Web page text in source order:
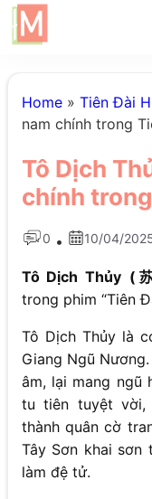
Home» Tiên Đài
nam chính trong
Tô Dịch
chính
0 • 10/04/
Tô Dịch Thủy (
trong phim “Tiên
Tô Dịch Thủy là
Giang Ngũ
âm, lại mang ngũ
tu tiên tuyệt
thành quân cờ
Tây Sơn khai sơn
làm đệ tử.